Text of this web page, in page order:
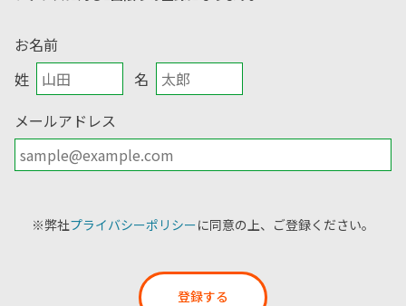
お名前
姓
名
メールアドレス
※弊社プライバシーポリシーに同意の上、ご登録ください。
登録する